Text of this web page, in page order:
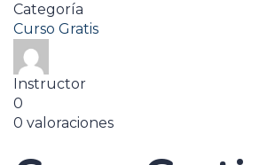
Categoría
Curso Gratis
Instructor
0
0 valoraciones